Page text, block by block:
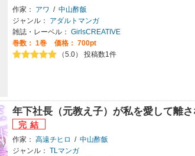
作家： アワ / 中山酢飯
ジャンル：
アダルトマンガ
雑誌・レーベル： GirlsCREATIVE
巻数： 1巻
価格： 700pt
（5.0） 投稿数1件
年下社長（元教え子）が私を愛して離
作家： 高遠チヒロ / 中山酢飯
ジャンル： TLマンガ